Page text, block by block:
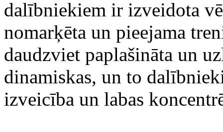
dalībniekiem ir izveidota
nomarķēta un pieejama
daudzviet paplašināta un
dinamiskas, un to
izveicība un labas